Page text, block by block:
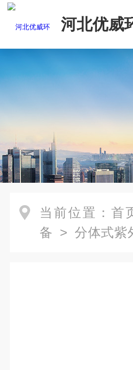
河北优威
司
当前位置： 首
备 > 分体式紫